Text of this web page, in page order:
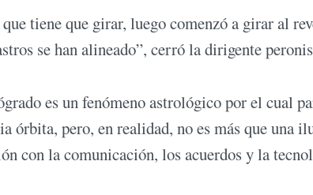
tiene que girar, luego comenzó a girar al
se han alineado”, cerró la dirigente
es un fenómeno astrológico por el cual
órbita, pero, en realidad, no es más que una
con la comunicación, los acuerdos y la